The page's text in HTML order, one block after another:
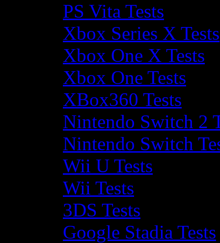
PS Vita Tests
Xbox Series X Tests
Xbox One X Tests
Xbox One Tests
XBox360 Tests
Nintendo Switch 2
Nintendo Switch
Wii U Tests
Wii Tests
3DS Tests
Google Stadia Tests